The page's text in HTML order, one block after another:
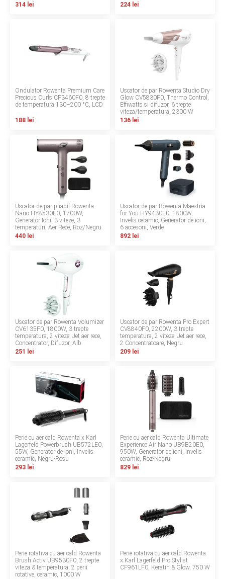
BABY MONITORS
BAIE SI TOALETA
Informatii companie
Despre noi
Regulament giveaway
Depozit
Q & A
Branduri
Politica de confidentialitate
Politica de utilizare cookie-uri
Politica de livrare si retur
Instalare scaune/scoici auto
ANPC SAL
SOL
314 lei
224 lei
Ondulator Rowenta Premium Care
Precious Curls CF3460F0, 8 trepte
de temperatura 130–200 °C, LCD
188 lei
Uscator de par Rowenta Studio Dry
Glow CV5830F0, Thermo Control,
Effiwatts si difuzor, 6 trepte
viteza/temperatura, 2300 W
136 lei
Uscator de par pliabil Rowenta
Nano HY8530E0, 1700W,
Generator Ioni, 3 viteze, 3
temperaturi, Aer Rece, Roz/Negru
440 lei
Uscator de par Rowenta Maestria
for You HY9430E0, 1800W,
Invelis ceramic, Generator de ioni,
6 accesorii, Verde
892 lei
Uscator de par Rowenta Volumizer
CV6135F0, 1800W, 3 trepte
temperatura, 2 viteze, Jet aer rece,
Concentrator, Difuzor, Alb
251 lei
Uscator de par Rowenta Pro Expert
CV8840F0, 2200W, 3 trepte
temperatura, 2 viteze, Jet aer rece,
2 Concentratoare, Negru
209 lei
Perie cu aer cald Rowenta x Karl
Lagerfeld Powerbrush UB572LE0,
55W, Generator de ioni, Invelis
ceramic, Negru-Rosu
293 lei
Perie cu aer cald Rowenta Ultimate
Experience Air Nano UB9B20E0,
950W, Generator de ioni, Invelis
ceramic, Roz-Negru
829 lei
Perie rotativa cu aer cald Rowenta
Brush Activ UB9530F0, 2 trepte
viteza & temperatura, 2 perii
rotative, ceramic, 1000 W
Perie rotativa cu aer cald Rowenta
x Karl Lagerfeld Pro Stylist
CF961LF0, Keratin & Glow, 750 W